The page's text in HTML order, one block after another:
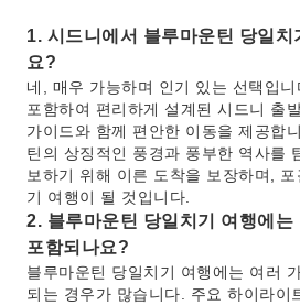
1. 시드니에서 블루마운틴 당일
요?
네, 매우 가능하며 인기 있는 선택입
포함하여 편리하게 설계된 시드니 출
가이드와 함께 편안한 이동을 제공합
틴의 상징적인 풍경과 풍부한 역사를
보하기 위해 이른 도착을 보장하며,
기 여행이 될 것입니다.
2. 블루마운틴 당일치기 여행에는
포함되나요?
블루마운틴 당일치기 여행에는 여러
되는 경우가 많습니다. 주요 하이라이